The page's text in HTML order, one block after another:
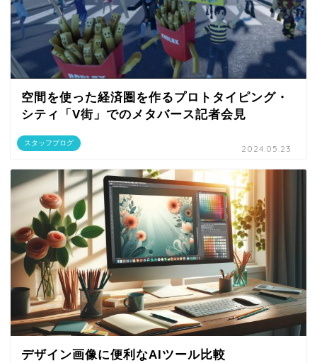
スタッフブログ
空間を使った経済圏を作るプロトタイピング・
シティ「V街」でのメタバース記者会見
2024.05.23
デザイン画像に便利なAIツール比較